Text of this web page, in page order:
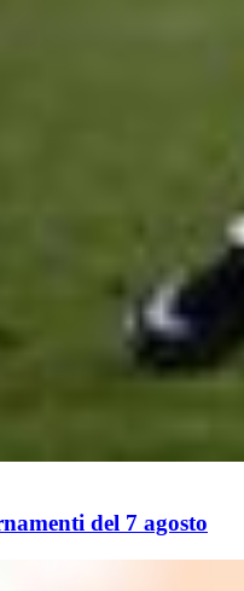
del 7 agosto